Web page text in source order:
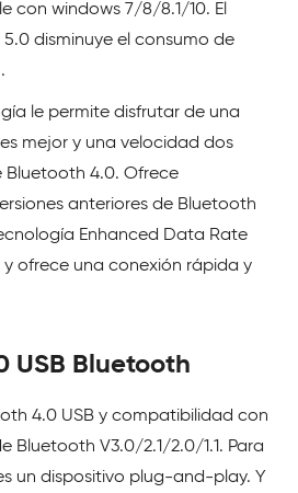
con windows 7/8/8.1/10. El
disminuye el consumo de
le permite disfrutar de una
mejor y una velocidad dos
Bluetooth 4.0. Ofrece
anteriores de Bluetooth
Enhanced Data Rate
ofrece una conexión rápida y
USB Bluetooth
4.0 USB y compatibilidad con
Bluetooth V3.0/2.1/2.0/1.1. Para
un dispositivo plug-and-play. Y